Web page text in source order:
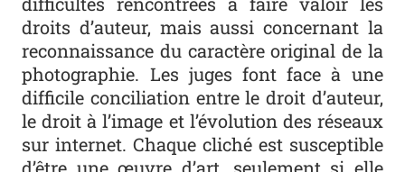
droits d’auteur, mais aussi concernant la
reconnaissance du caractère original de la
photographie. Les juges font face à une
difficile conciliation entre le droit d’auteur,
le droit à l’image et l’évolution des réseaux
sur internet. Chaque cliché est susceptible
d’être une œuvre d’art, seulement si elle